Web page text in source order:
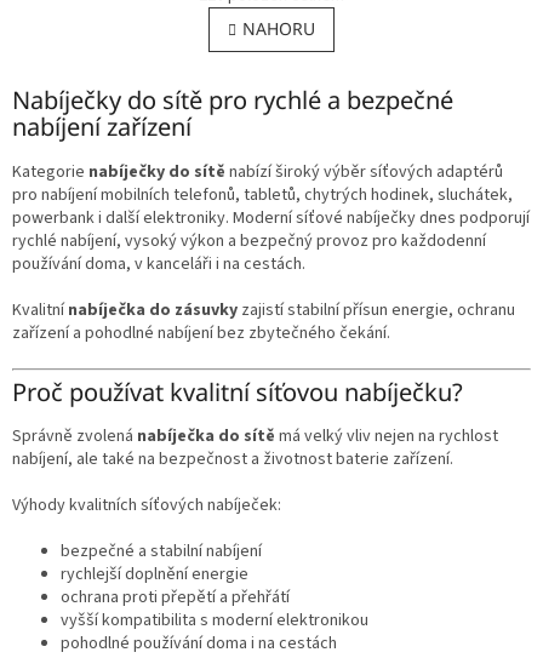
v
l
á
a
c
p
r
v
k
y
ý
p
s
u
á
n
k
v
á
NAHORU
Nabíječky do sítě pro rychlé a bezpečné
nabíjení zařízení
Kategorie nabíječky do sítě nabízí široký výběr síťových adaptérů
pro nabíjení mobilních telefonů, tabletů, chytrých hodinek, sluchátek,
powerbank i další elektroniky. Moderní síťové nabíječky dnes podporují
rychlé nabíjení, vysoký výkon a bezpečný provoz pro každodenní
používání doma, v kanceláři i na cestách.
Kvalitnínabíječka do zásuvky zajistí stabilní přísun energie, ochranu
zařízení a pohodlné nabíjení bez zbytečného čekání.
Proč používat kvalitní síťovou nabíječku?
Správně zvolená nabíječka do sítě má velký vliv nejen na rychlost
nabíjení, ale také na bezpečnost a životnost baterie zařízení.
Výhody kvalitních síťových nabíječek:
bezpečné a stabilní nabíjení
rychlejší doplnění energie
ochrana proti přepětí a přehřátí
vyšší kompatibilita s moderní elektronikou
pohodlné používání doma i na cestách